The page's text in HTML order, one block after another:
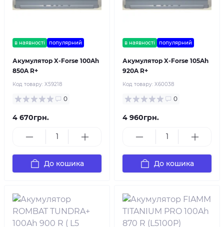
в наявності популярний
Акумулятор X-Forse 100Ah
850A R+
Код товару: X59218
0
4 670грн.
До кошика
в наявності популярний
Акумулятор X-Forse 105Ah
920A R+
Код товару: X60038
0
4 960грн.
До кошика